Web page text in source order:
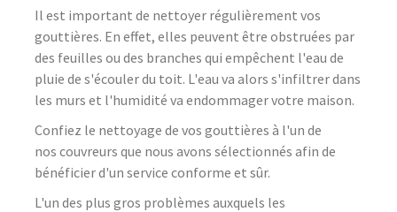
Il est important de nettoyer régulièrement vos
gouttières. En effet, elles peuvent être obstruées par
des feuilles ou des branches qui empêchent l'eau de
pluie de s'écouler du toit. L'eau va alors s'infiltrer dans
les murs et l'humidité va endommager votre maison.
Confiez le nettoyage de vos gouttières à l'un de
nos couvreurs que nous avons sélectionnés afin de
bénéficier d'un service conforme et sûr.
L'un des plus gros problèmes auxquels les